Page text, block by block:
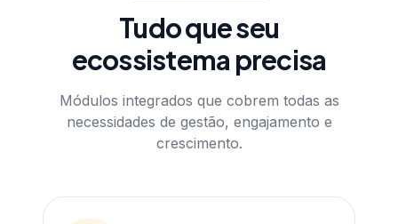
Tudo que seu
ecossistema precisa
Módulos integrados que cobrem todas as
necessidades de gestão, engajamento e
crescimento.